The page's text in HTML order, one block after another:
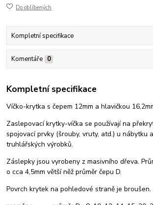
Do oblíbených
Kompletní specifikace
Komentáře 0
Kompletní specifikace
Víčko-krytka s čepem 12mm a hlavičkou
Zaslepovací krytky-víčka se používají na
spojovací prvky (šrouby, vruty, atd.) u nábytku
truhlářských výrobků.
Záslepky jsou vyrobeny z masivního dřeva.
o cca 4,5mm větší něž průměr čepu D.
Povrch krytek na pohledové straně je broušen.